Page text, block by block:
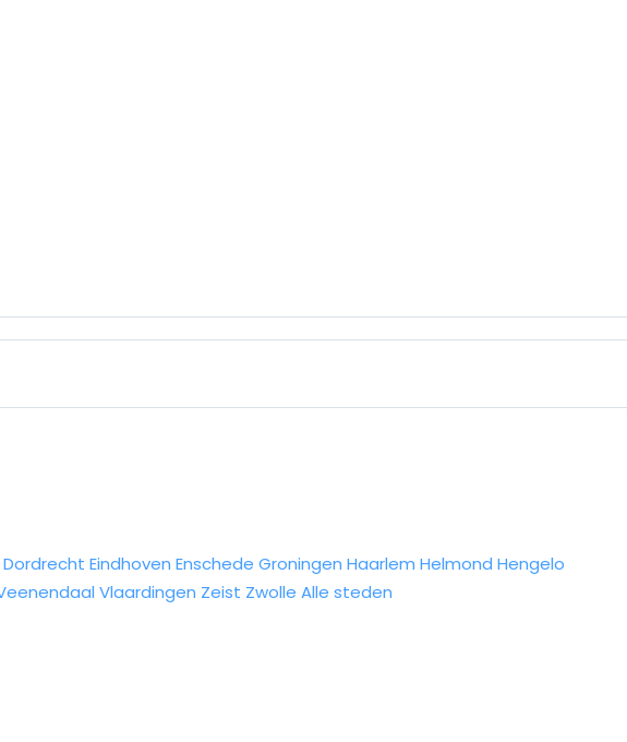
Dordrecht Eindhoven Enschede Groningen Haarlem Helmond Hengelo
Vlaardingen Zeist Zwolle Alle steden